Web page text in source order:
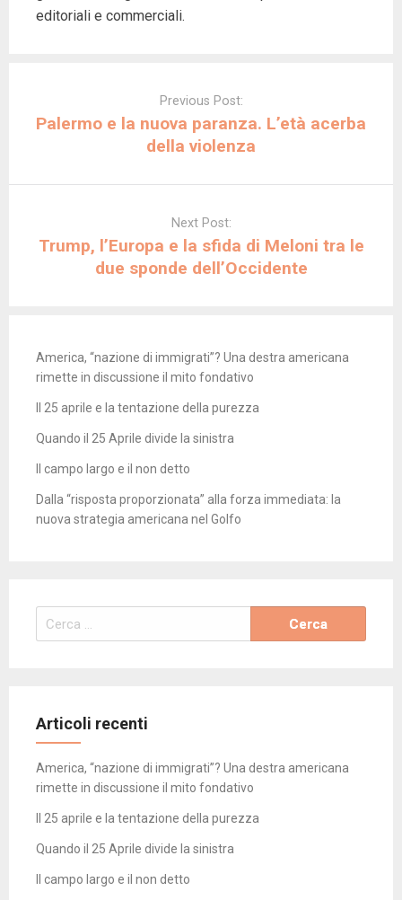
editoriali e commerciali.
Previous Post:
Palermo e la nuova paranza. L’età acerba
della violenza
Next Post:
Trump, l’Europa e la sfida di Meloni tra le
due sponde dell’Occidente
America, “nazione di immigrati”? Una destra americana
rimette in discussione il mito fondativo
Il 25 aprile e la tentazione della purezza
Quando il 25 Aprile divide la sinistra
Il campo largo e il non detto
Dalla “risposta proporzionata” alla forza immediata: la
nuova strategia americana nel Golfo
Ricerca
per:
Articoli recenti
America, “nazione di immigrati”? Una destra americana
rimette in discussione il mito fondativo
Il 25 aprile e la tentazione della purezza
Quando il 25 Aprile divide la sinistra
Il campo largo e il non detto